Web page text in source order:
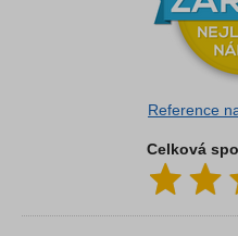
Reference
Celková